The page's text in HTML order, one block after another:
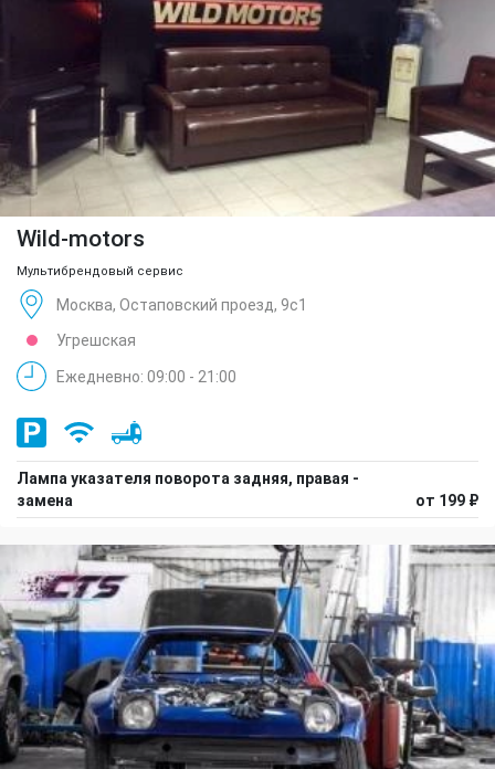
Wild-motors
Мультибрендовый сервис
Москва, Остаповский проезд, 9с1
Угрешская
Ежедневно: 09:00 - 21:00
Лампа указателя поворота задняя, правая -
замена
от 199 ₽